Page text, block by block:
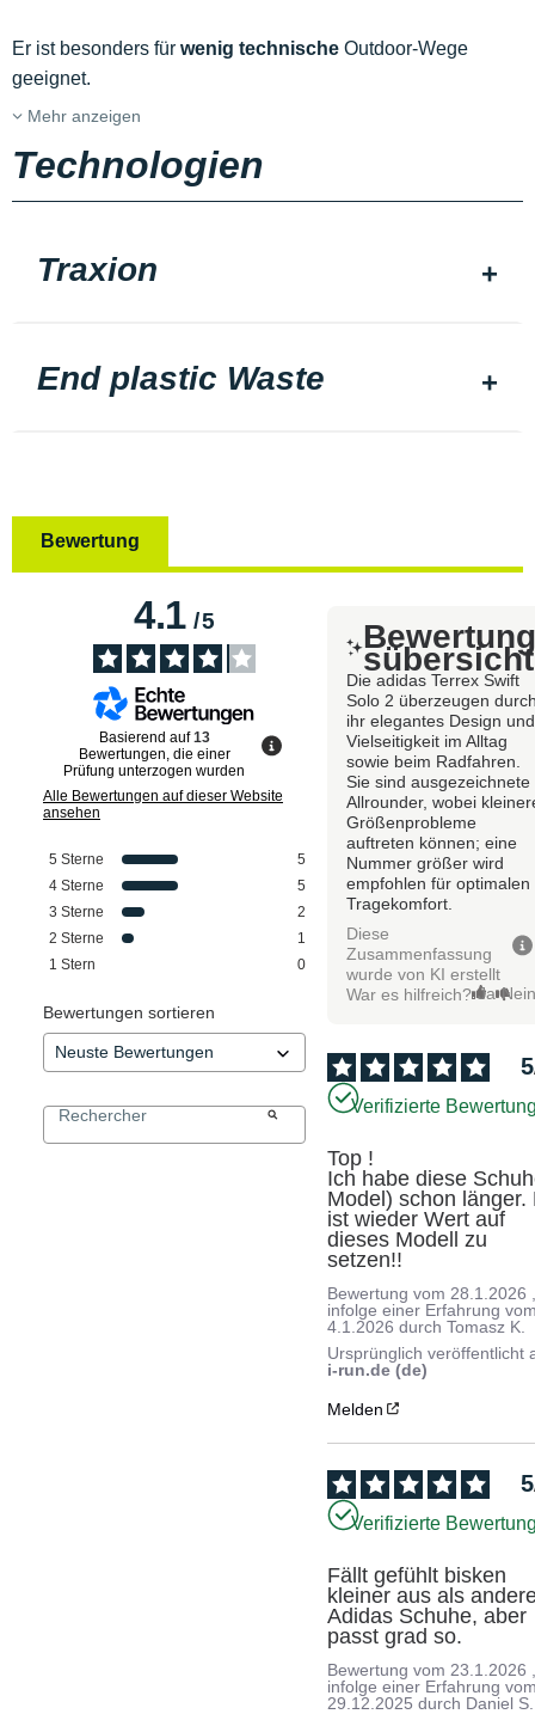
Er ist besonders für wenig technische Outdoor-Wege
geeignet.
Mehr anzeigen
Technologien
Traxion
End plastic Waste
Bewertung
4.1/5
Basierend auf13
Bewertungen, die einer
Prüfung unterzogen wurden
Alle Bewertungen auf dieser Website
ansehen
5 Sterne
5
4 Sterne
5
3 Sterne
2
2 Sterne
1
1 Stern 0
Bewertungen sortieren
sübersicht
Die adidas Terrex Swift
Solo 2 überzeugen
ihr elegantes Design und
Vielseitigkeit im Alltag
sowie beim Radfahren.
Sie sind ausgezeichnete
Allrounder, wobei
Größenprobleme
auftreten können; eine
Nummer größer wird
empfohlen für optimalen
Tragekomfort.
Diese
Zusammenfassung
wurde von KI erstellt
War es hilfreich? Ja
5
Verifizierte
Top !
Ich habe diese
Model) schon länger.
ist wieder Wert auf
dieses Modell zu
setzen!!
Bewertung vom 28.1.2026
infolge einer Erfahrung
4.1.2026 durchTomasz K.
Ursprünglich veröffentlicht
i-run.de (de)
Melden
5
Verifizierte
Fällt gefühlt bisken
kleiner aus als
Adidas Schuhe, aber
passt grad so.
Bewertung vom 23.1.2026
infolge einer Erfahrung
29.12.2025 durch Daniel S.